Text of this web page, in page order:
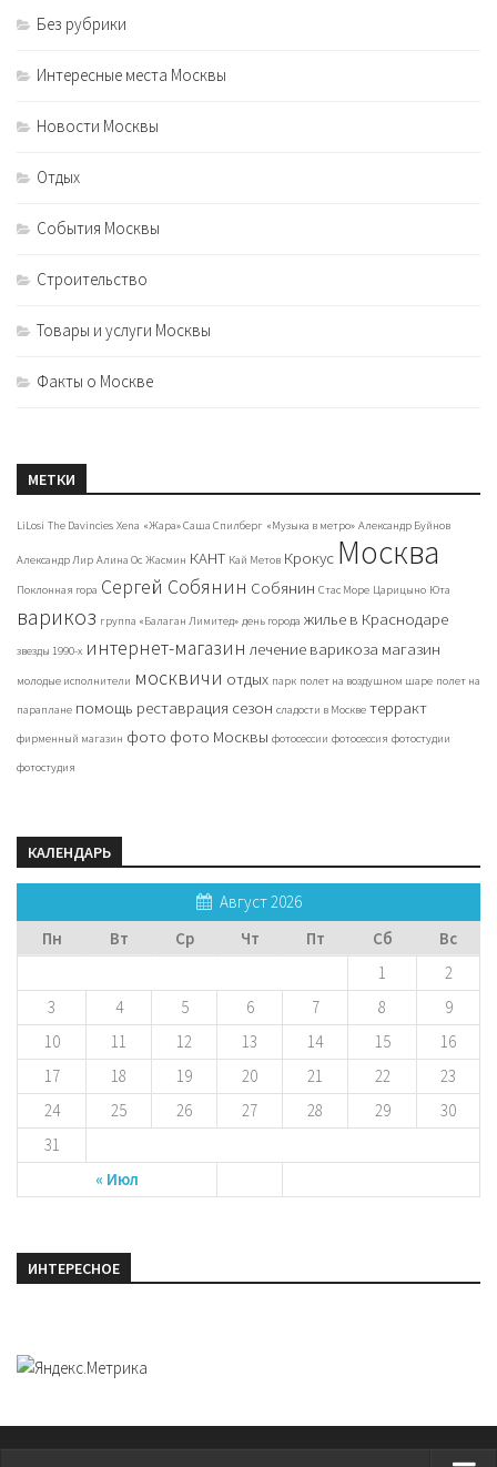
Без рубрики
Интересные места Москвы
Новости Москвы
Отдых
События Москвы
Строительство
Товары и услуги Москвы
Факты о Москве
МЕТКИ
LiLosi The Davincies Xena «Жара» Саша Спилберг «Музыка в метро» Александр Буйнов
Александр Лир Алина Ос Жасмин КАНТ Кай Метов Крокус Москва
Поклонная гора Сергей Собянин Собянин Стас Море Царицыно Юта
варикоз группа «Балаган Лимитед» день города жилье в Краснодаре
звезды 1990-х интернет-магазин лечение варикоза магазин
молодые исполнители москвичи отдых парк полет на воздушном шаре полет на
параплане помощь реставрация сезон сладости в Москве терракт
фирменный магазин фото фото Москвы фотосессии фотосессия фотостудии
фотостудия
КАЛЕНДАРЬ
Август 2026
Пн
Вт Ср Чт Пт Сб Вс
« Июл
1
2
3
4 5 6 7 8
9
10
11 12 13 14 15
16
17
18 19 20 21 22
23
24
25 26 27 28 29
30
31
ИНТЕРЕСНОЕ